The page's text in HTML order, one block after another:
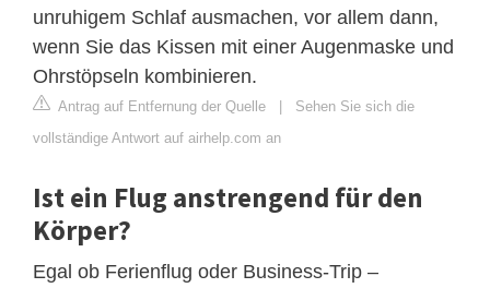
unruhigem Schlaf ausmachen, vor allem dann,
wenn Sie das Kissen mit einer Augenmaske und
Ohrstöpseln kombinieren.
Antrag auf Entfernung der Quelle | Sehen Sie sich die
vollständige Antwort auf airhelp.com an
Ist ein Flug anstrengend für den
Körper?
Egal ob Ferienflug oder Business-Trip –